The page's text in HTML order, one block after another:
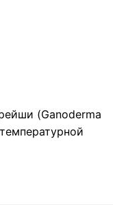
(Ganoderma